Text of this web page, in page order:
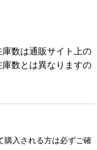
数は通販サイト上の
数とは異なりますの
購入される方は必ずご確